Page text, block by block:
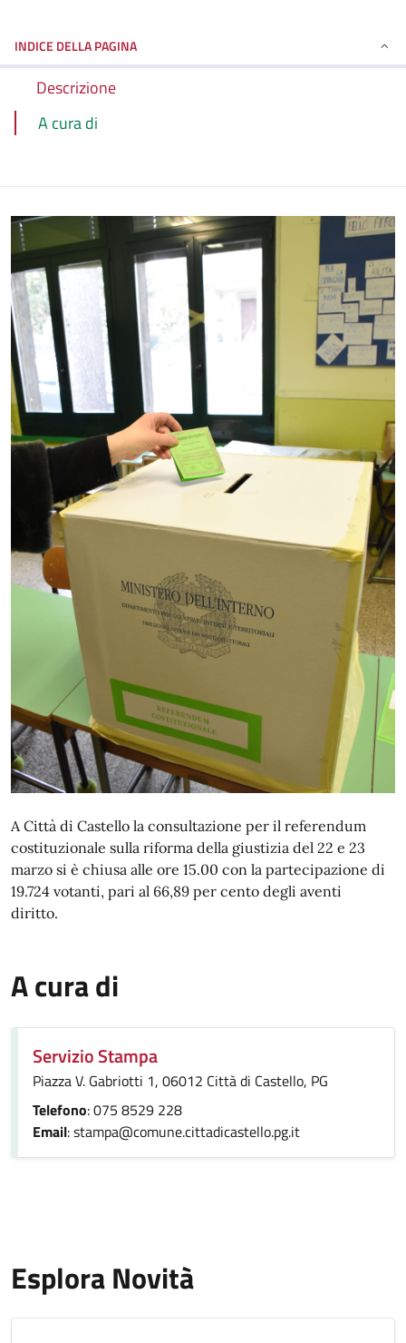
INDICE DELLA PAGINA
Descrizione
A cura di
A Città di Castello la consultazione per il referendum
costituzionale sulla riforma della giustizia del 22 e 23
marzo si è chiusa alle ore 15.00 con la partecipazione di
19.724 votanti, pari al 66,89 per cento degli aventi
diritto.
A cura di
Servizio Stampa
Piazza V. Gabriotti 1, 06012 Città di Castello, PG
Telefono: 075 8529 228
Email: stampa@comune.cittadicastello.pg.it
Esplora Novità